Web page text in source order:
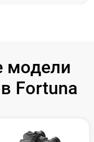
модели
Fortuna